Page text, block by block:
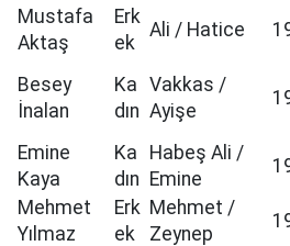
Mustafa
Aktaş
Erk
ek
Ali / Hatice
Besey
İnalan
Ka
dın
Vakkas /
Ayişe
Emine
Kaya
Ka
dın
Habeş Ali /
Emine
Mehmet
Yılmaz
Erk
ek
Mehmet /
Zeynep